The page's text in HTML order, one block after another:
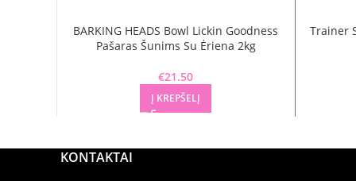
BARKING HEADS Bowl Lickin Goodness
Pašaras Šunims Su Ėriena 2kg
€21.50
Į KREPŠELĮ
Trainer
KONTAKTAI